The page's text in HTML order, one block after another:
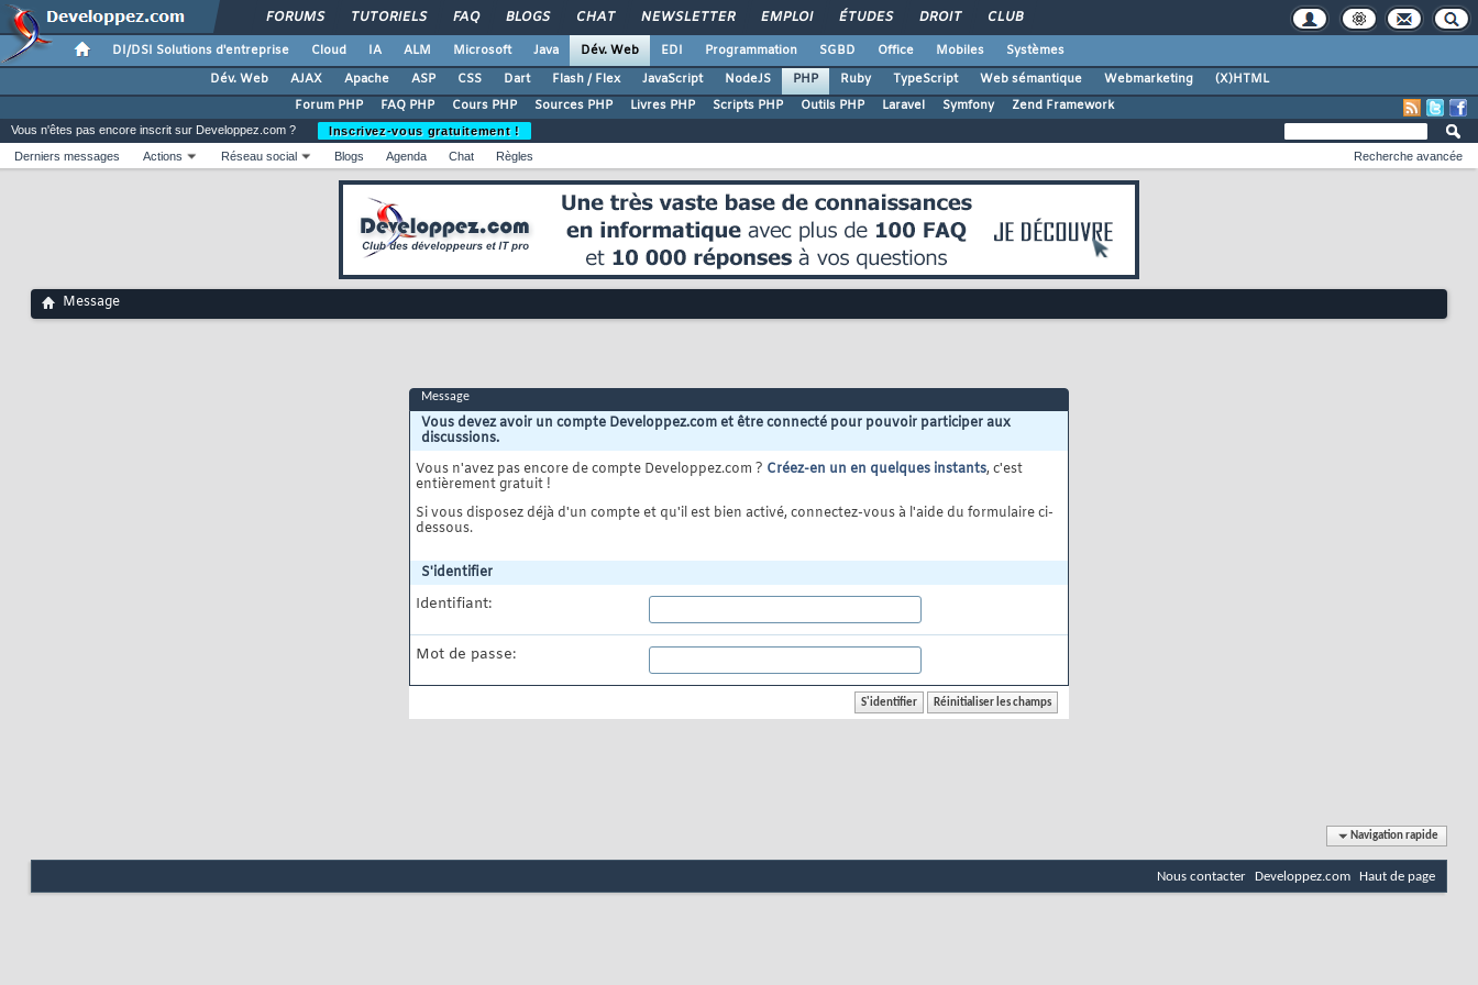
FORUMS TUTORIELS FAQ BLOGS CHAT NEWSLETTER EMPLOI ÉTUDES DROIT CLUB
DI/DSI Solutions d'entreprise Cloud IA ALM Microsoft Java Dév. Web EDI Programmation SGBD Office Mobiles
Systèmes
Dév. Web
AJAX Apache ASP CSS Dart Flash / Flex JavaScript NodeJS PHP Ruby TypeScript Web sémantique Webmarketing
(X)HTML
Forum PHP
FAQ PHP Cours PHP Sources PHP Livres PHP Scripts PHP Outils PHP Laravel Symfony Zend Framework
Vous n'êtes pas encore inscrit sur Developpez.com ?
Inscrivez-vous gratuitement !
Derniers messages
Actions Réseau social Blogs Agenda Chat Règles Recherche avancée
Message
Message
Vous devez avoir un compte Developpez.com et être connecté pour pouvoir participer aux
discussions.
Vous n'avez pas encore de compte Developpez.com ? Créez-en un en quelques instants, c'est
entièrement gratuit !
Si vous disposez déjà d'un compte et qu'il est bien activé, connectez-vous à l'aide du formulaire ci-
dessous.
S'identifier
Identifiant:
Mot de passe:
Navigation rapide
Nous contacter Developpez.com Haut de page